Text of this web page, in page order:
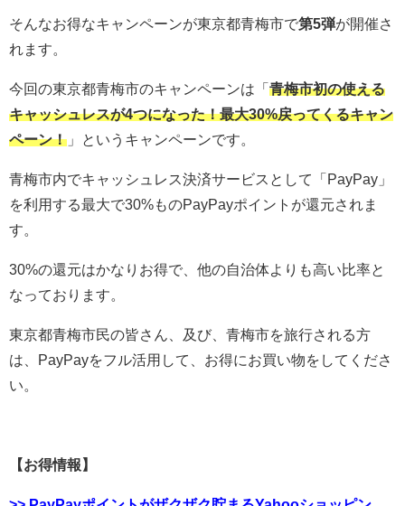
そんなお得なキャンペーンが東京都青梅市で第5弾が開催さ
れます。
今回の東京都青梅市のキャンペーンは「青梅市初の使える
キャッシュレスが4つになった！最大30%戻ってくるキャン
ペーン！ 」というキャンペーンです。
青梅市内でキャッシュレス決済サービスとして「PayPay」
を利用する最大で30%ものPayPayポイントが還元されま
す。
30%の還元はかなりお得で、他の自治体よりも高い比率と
なっております。
東京都青梅市民の皆さん、及び、青梅市を旅行される方
は、PayPayをフル活用して、お得にお買い物をしてくださ
い。
【お得情報】